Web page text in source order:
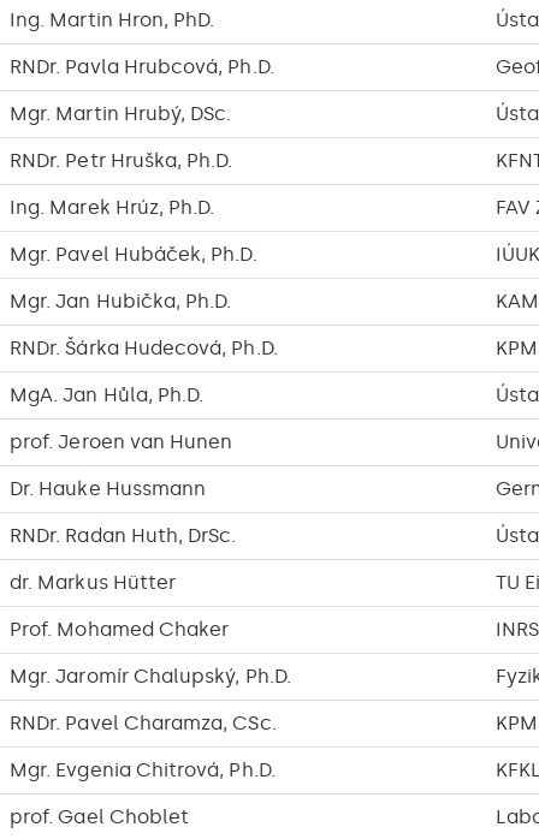
Ing. Martin Hron, PhD.
RNDr. Pavla Hrubcová, Ph.D.
Mgr. Martin Hrubý, DSc.
RNDr. Petr Hruška, Ph.D.
Ing. Marek Hrúz, Ph.D. FAV
Mgr. Pavel Hubáček, Ph.D.
Mgr. Jan Hubička, Ph.D.
RNDr. Šárka Hudecová, Ph.D.
MgA. Jan Hůla, Ph.D.
prof. Jeroen van Hunen
Dr. Hauke Hussmann
RNDr. Radan Huth, DrSc.
dr. Markus Hütter TU
Prof. Mohamed Chaker
Mgr. Jaromír Chalupský, Ph.D.
RNDr. Pavel Charamza, CSc.
Mgr. Evgenia Chitrová, Ph.D.
prof. Gael Choblet